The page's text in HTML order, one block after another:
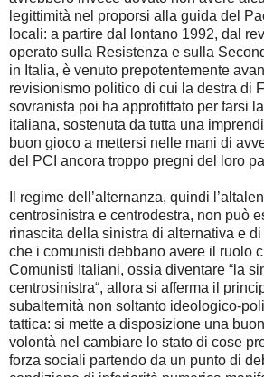
legittimità nel proporsi alla guida del
locali: a partire dal lontano 1992, dal
operato sulla Resistenza e sulla
in Italia, è venuto prepotentemente
revisionismo politico di cui la destra di
sovranista poi ha approfittato per farsi
italiana, sostenuta da tutta una
buon gioco a mettersi nelle mani di
del PCI ancora troppo pregni del loro
Il regime dell’alternanza, quindi
centrosinistra e centrodestra, non può
rinascita della sinistra di alternativa e
che i comunisti debbano avere il ruolo
Comunisti Italiani, ossia diventare “la
centrosinistra“, allora si afferma il
subalternità non soltanto ideologico-
tattica: si mette a disposizione una
volontà nel cambiare lo stato di cose
forza sociali partendo da un punto di